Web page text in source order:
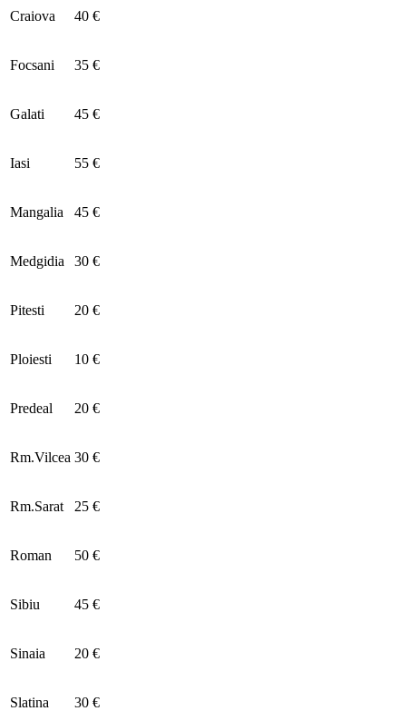
Craiova 40 €
Focsani 35 €
Galati 45 €
Iasi 55 €
Mangalia 45 €
Medgidia 30 €
Pitesti 20 €
Ploiesti 10 €
Predeal 20 €
Rm.Vilcea 30 €
Rm.Sarat 25 €
Roman 50 €
Sibiu 45 €
Sinaia 20 €
Slatina 30 €